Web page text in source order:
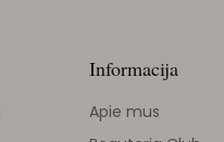
Informacija
Apie mus